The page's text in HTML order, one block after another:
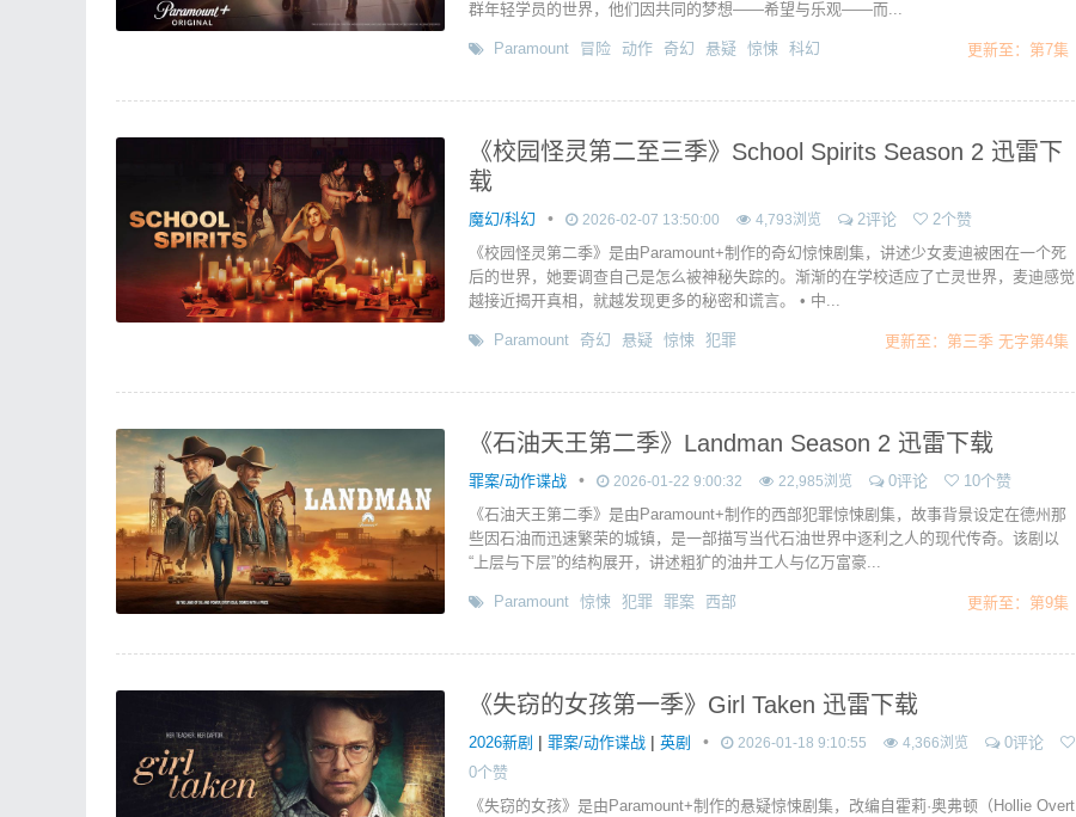
群年轻学员的世界，他们因共同的梦想——希望与乐观——而...
Paramount 冒险 动作 奇幻 悬疑 惊悚 科幻 更新至：第7集
《校园怪灵第二至三季》School Spirits Season 2 迅雷下
载
魔幻/科幻 • 2026-02-07 13:50:00 4,793浏览 2评论
2个赞
《校园怪灵第二季》是由Paramount+制作的奇幻惊悚剧集，讲述少女麦迪被困在一个死
后的世界，她要调查自己是怎么被神秘失踪的。渐渐的在学校适应了亡灵世界，麦迪感觉
越接近揭开真相，就越发现更多的秘密和谎言。 • 中...
Paramount 奇幻 悬疑 惊悚 犯罪 更新至：第三季 无字第4集
《石油天王第二季》Landman Season 2 迅雷下载
罪案/动作谍战 • 2026-01-22 9:00:32 22,985浏览 0评论
10个赞
《石油天王第二季》是由Paramount+制作的西部犯罪惊悚剧集，故事背景设定在德州那
些因石油而迅速繁荣的城镇，是一部描写当代石油世界中逐利之人的现代传奇。该剧以
“上层与下层”的结构展开，讲述粗犷的油井工人与亿万富豪...
Paramount 惊悚 犯罪 罪案 西部 更新至：第9集
《失窃的女孩第一季》Girl Taken 迅雷下载
2026新剧 | 罪案/动作谍战 | 英剧 • 2026-01-18 9:10:55 4,366浏览
0评论
0个赞
《失窃的女孩》是由Paramount+制作的悬疑惊悚剧集，改编自霍莉·奥弗顿（Hollie Overt